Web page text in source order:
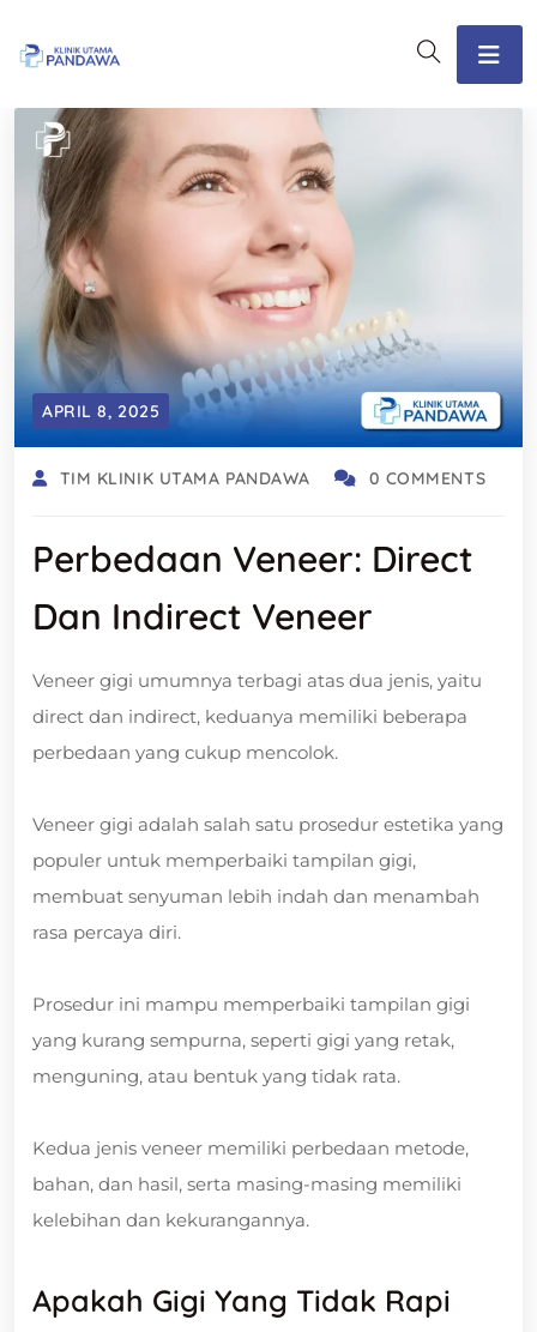
APRIL 8, 2025
TIM KLINIK UTAMA PANDAWA 0 COMMENTS
Perbedaan Veneer: Direct
Dan Indirect Veneer
Veneer gigi umumnya terbagi atas dua jenis, yaitu
direct dan indirect, keduanya memiliki beberapa
perbedaan yang cukup mencolok.
Veneer gigi adalah salah satu prosedur estetika yang
populer untuk memperbaiki tampilan gigi,
membuat senyuman lebih indah dan menambah
rasa percaya diri.
Prosedur ini mampu memperbaiki tampilan gigi
yang kurang sempurna, seperti gigi yang retak,
menguning, atau bentuk yang tidak rata.
Kedua jenis veneer memiliki perbedaan metode,
bahan, dan hasil, serta masing-masing memiliki
kelebihan dan kekurangannya.
Apakah Gigi Yang Tidak Rapi